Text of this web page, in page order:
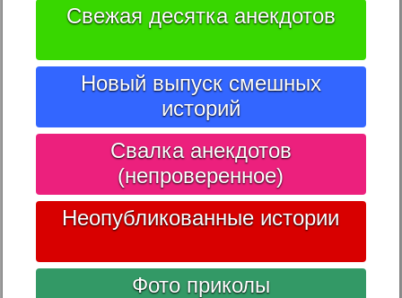
Свежая десятка анекдотов
Новый выпуск смешных
историй
Свалка анекдотов
(непроверенное)
Неопубликованные истории
Фото приколы